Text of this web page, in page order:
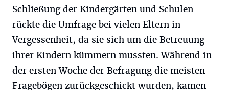
Schließung der Kindergärten und Schulen
rückte die Umfrage bei vielen Eltern in
Vergessenheit, da sie sich um die Betreuung
ihrer Kindern kümmern mussten. Während in
der ersten Woche der Befragung die meisten
Fragebögen zurückgeschickt wurden, kamen